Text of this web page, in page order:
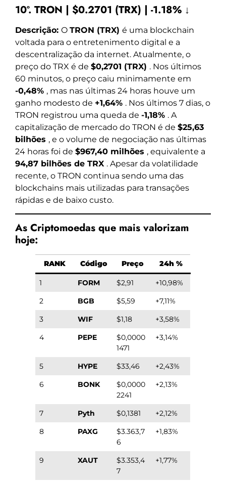
10º. TRON | $0.2701 (TRX) | -1.18% ↓
Descrição: O TRON (TRX) é uma blockchain
voltada para o entretenimento digital e a
descentralização da internet. Atualmente, o
preço do TRX é de $0,2701 (TRX) . Nos últimos
60 minutos, o preço caiu minimamente em
-0,48% , mas nas últimas 24 horas houve um
ganho modesto de +1,64% . Nos últimos 7 dias, o
TRON registrou uma queda de -1,18% . A
capitalização de mercado do TRON é de $25,63
bilhões , e o volume de negociação nas últimas
24 horas foi de $967,40 milhões , equivalente a
94,87 bilhões de TRX . Apesar da volatilidade
recente, o TRON continua sendo uma das
blockchains mais utilizadas para transações
rápidas e de baixo custo.
As Criptomoedas que mais valorizam
hoje:
RANK Código Preço 24h %
1 FORM $2,91
+10,98%
2
BGB $5,59
+7,11%
3
WIF $1,18
+3,58%
4
PEPE
$0,0000
1471
+3,14%
5 HYPE $33,46
+2,43%
6
BONK
$0,0000
2241
+2,13%
7 Pyth $0,1381
+2,12%
8
PAXG
$3.363,7
6
+1,83%
9 XAUT
$3.353,4
7
+1,77%